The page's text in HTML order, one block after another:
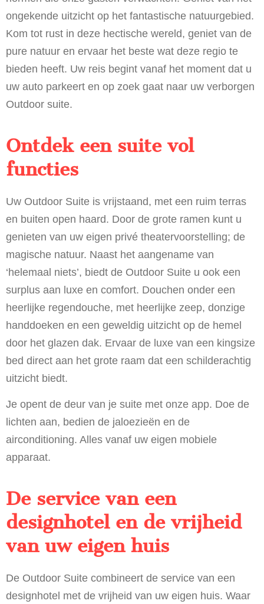
ongekende uitzicht op het fantastische natuurgebied.
Kom tot rust in deze hectische wereld, geniet van de
pure natuur en ervaar het beste wat deze regio te
bieden heeft. Uw reis begint vanaf het moment dat u
uw auto parkeert en op zoek gaat naar uw verborgen
Outdoor suite.
Ontdek een suite vol
functies
Uw Outdoor Suite is vrijstaand, met een ruim terras
en buiten open haard. Door de grote ramen kunt u
genieten van uw eigen privé theatervoorstelling; de
magische natuur. Naast het aangename van
‘helemaal niets’, biedt de Outdoor Suite u ook een
surplus aan luxe en comfort. Douchen onder een
heerlijke regendouche, met heerlijke zeep, donzige
handdoeken en een geweldig uitzicht op de hemel
door het glazen dak. Ervaar de luxe van een kingsize
bed direct aan het grote raam dat een schilderachtig
uitzicht biedt.
Je opent de deur van je suite met onze app. Doe de
lichten aan, bedien de jaloezieën en de
airconditioning. Alles vanaf uw eigen mobiele
apparaat.
De service van een
designhotel en de vrijheid
van uw eigen huis
De Outdoor Suite combineert de service van een
designhotel met de vrijheid van uw eigen huis. Waar